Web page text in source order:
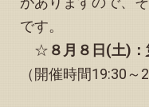
「予約状況」お知らせ
月）を更新し、（カレン
2025.07.25
月）を更新いたしました
です。
☆ ８月８日(土)：
（開催時間19:30～
（小雨決